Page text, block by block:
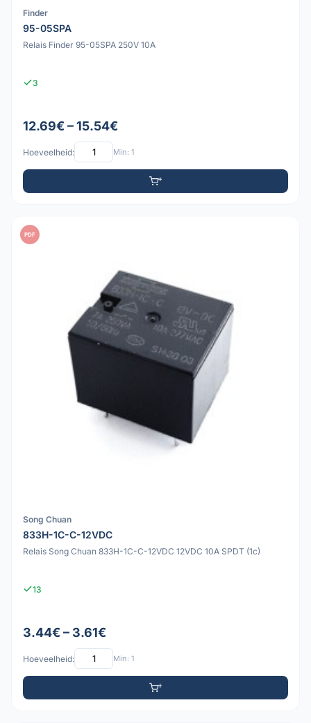
Finder
95-05SPA
Relais Finder 95-05SPA 250V 10A
3
12.69€ – 15.54€
Hoeveelheid: Min: 1
PDF
Song Chuan
833H-1C-C-12VDC
Relais Song Chuan 833H-1C-C-12VDC 12VDC 10A SPDT (1c)
13
3.44€ – 3.61€
Hoeveelheid: Min: 1